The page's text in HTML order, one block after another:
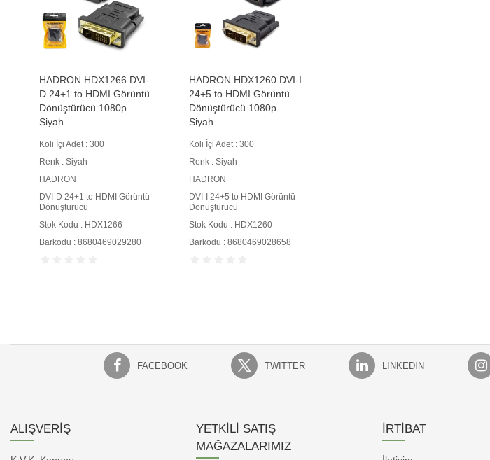
HADRON HDX1266 DVI-
D 24+1 to HDMI Görüntü
Dönüştürücü 1080p
Siyah
Koli İçi Adet : 300
Renk : Siyah
HADRON
DVI-D 24+1 to HDMI Görüntü
Dönüştürücü
Stok Kodu : HDX1266
Barkodu : 8680469029280
HADRON HDX1260 DVI-I
24+5 to HDMI Görüntü
Dönüştürücü 1080p
Siyah
Koli İçi Adet : 300
Renk : Siyah
HADRON
DVI-I 24+5 to HDMI Görüntü
Dönüştürücü
Stok Kodu : HDX1260
Barkodu : 8680469028658
FACEBOOK TWITTER LINKEDIN
ALIŞVERİŞ
YETKİLİ SATIŞ
MAĞAZALARIMIZ
İRTİBAT